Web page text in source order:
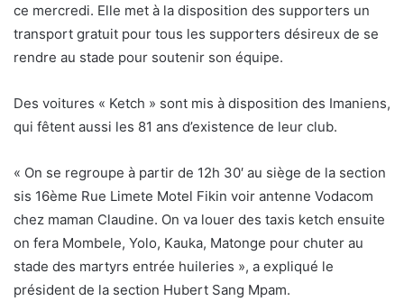
ce mercredi. Elle met à la disposition des supporters un
transport gratuit pour tous les supporters désireux de se
rendre au stade pour soutenir son équipe.
Des voitures « Ketch » sont mis à disposition des Imaniens,
qui fêtent aussi les 81 ans d’existence de leur club.
« On se regroupe à partir de 12h 30′ au siège de la section
sis 16ème Rue Limete Motel Fikin voir antenne Vodacom
chez maman Claudine. On va louer des taxis ketch ensuite
on fera Mombele, Yolo, Kauka, Matonge pour chuter au
stade des martyrs entrée huileries », a expliqué le
président de la section Hubert Sang Mpam.